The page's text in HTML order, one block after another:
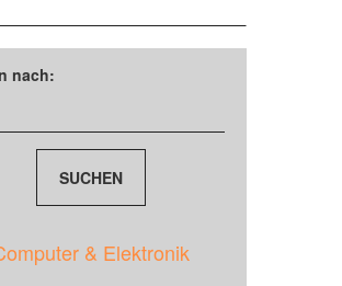
nach:
& Elektronik